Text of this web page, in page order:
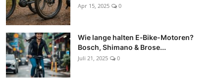
Apr 15, 2025 0
Wie lange halten E‑Bike-Motoren?
Bosch, Shimano & Brose...
Juli 21, 2025 0